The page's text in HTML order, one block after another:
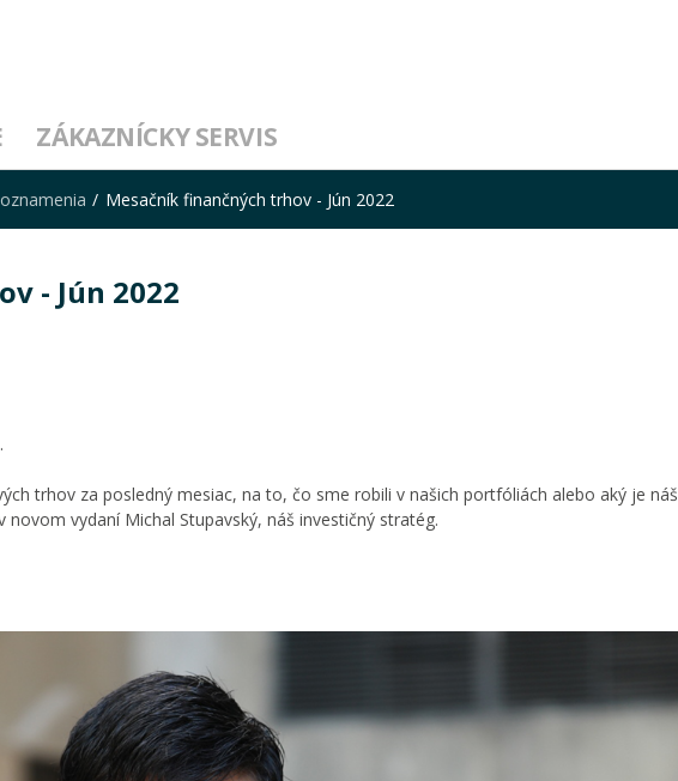
ZÁKAZNÍCKY SERVIS
Mesačník finančných trhov - Jún 2022
- Jún 2022
trhov za posledný mesiac, na to, čo sme robili v našich portfóliách alebo aký je náš
vydaní Michal Stupavský, náš investičný stratég.